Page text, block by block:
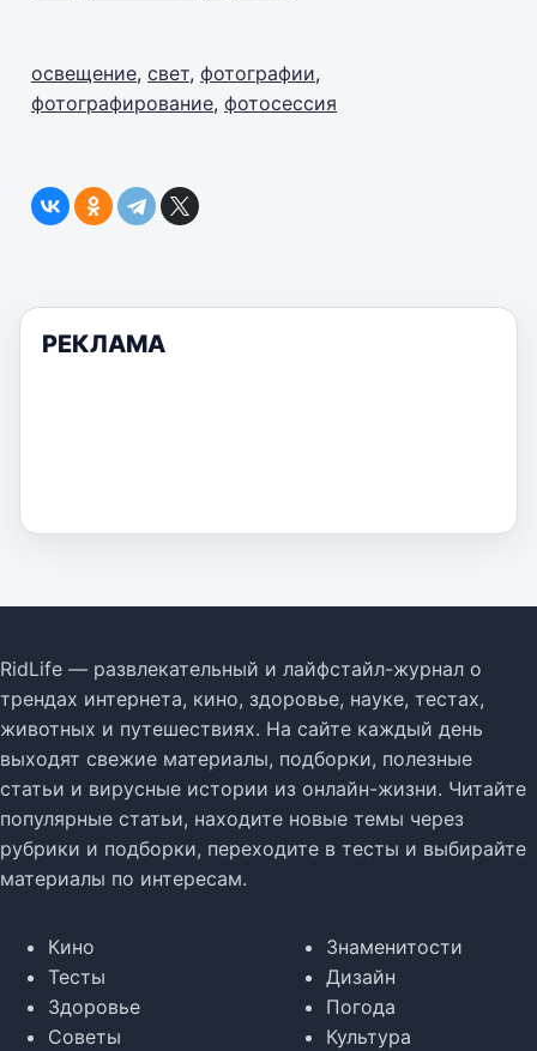
освещение, свет, фотографии,
фотографирование, фотосессия
РЕКЛАМА
RidLife — развлекательный и лайфстайл-журнал о
трендах интернета, кино, здоровье, науке, тестах,
животных и путешествиях. На сайте каждый день
выходят свежие материалы, подборки, полезные
статьи и вирусные истории из онлайн-жизни. Читайте
популярные статьи, находите новые темы через
рубрики и подборки, переходите в тесты и выбирайте
материалы по интересам.
Кино
Тесты
Здоровье
Советы
Знаменитости
Дизайн
Погода
Культура